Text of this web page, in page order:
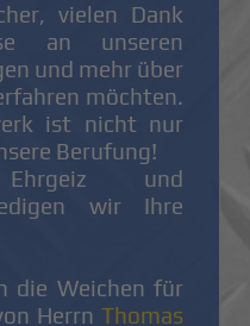
vielen Dank
an unseren
und mehr über
möchten.
ist nicht nur
Berufung!
und
wir Ihre
die Weichen für
Herrn Thomas